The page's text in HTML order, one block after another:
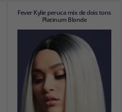
Fever Kylie peruca mix de dois tons
Platinum Blonde